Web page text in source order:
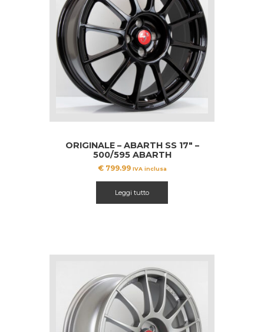
ORIGINALE – ABARTH SS 17″ –
500/595 ABARTH
€799.99 IVA inclusa
Leggi tutto